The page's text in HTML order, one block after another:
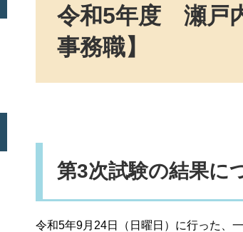
令和5年度 瀬戸
事務職】
第3次試験の結果に
令和5年9月24日（日曜日）に行った、